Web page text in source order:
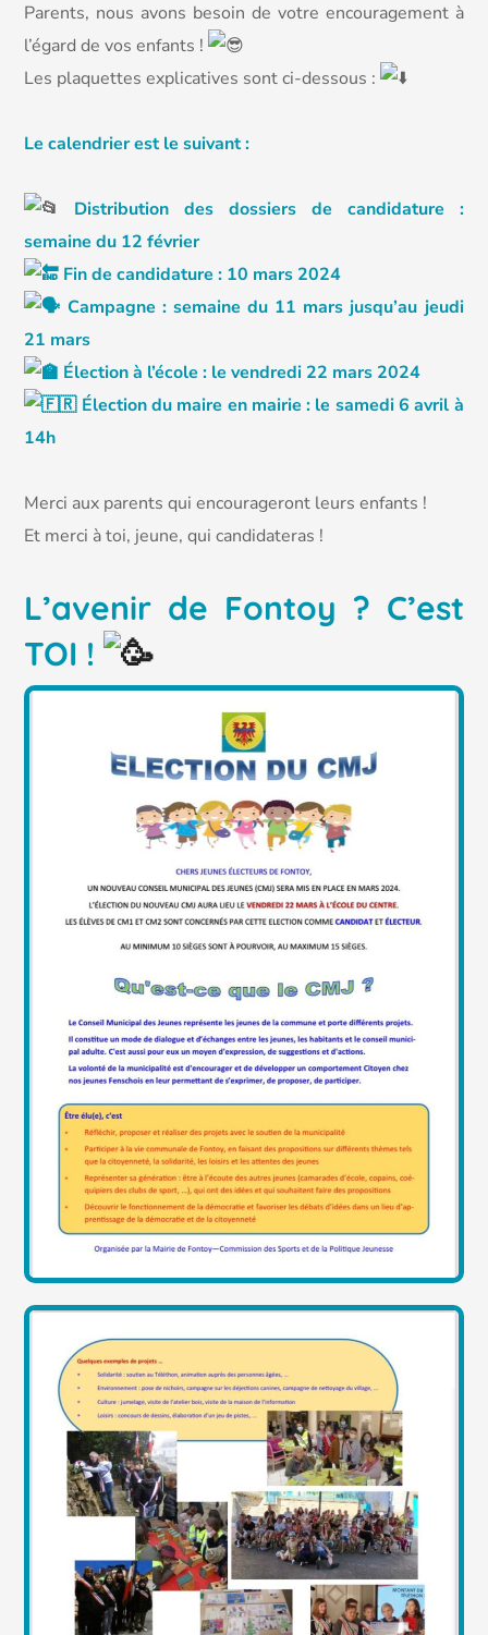
Parents, nous avons besoin de votre encouragement à
l’égard de vos enfants !
Les plaquettes explicatives sont ci-dessous :
Le calendrier est le suivant :
Distribution des dossiers de candidature :
semaine du 12 février
Fin de candidature : 10 mars 2024
Campagne : semaine du 11 mars jusqu’au jeudi
21 mars
Élection à l’école : le vendredi 22 mars 2024
Élection du maire en mairie : le samedi 6 avril à
14h
Merci aux parents qui encourageront leurs enfants !
Et merci à toi, jeune, qui candidateras !
L’avenir de Fontoy ? C’est
TOI !